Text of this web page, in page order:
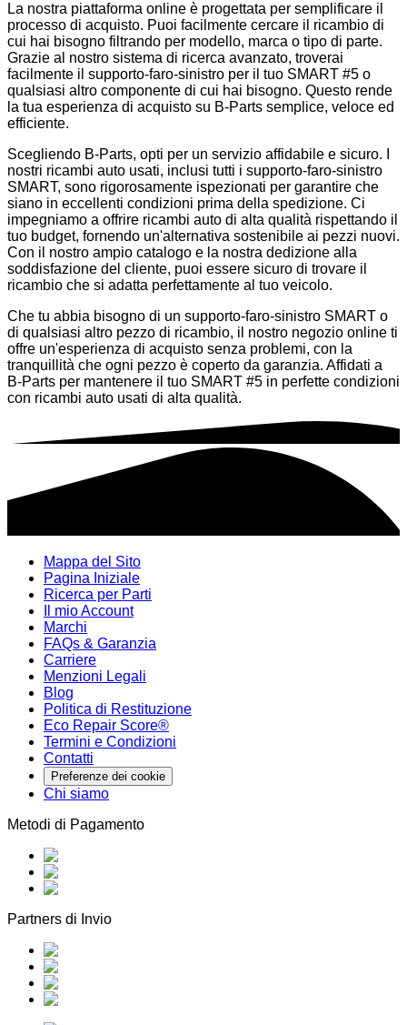
La nostra piattaforma online è progettata per semplificare il
processo di acquisto. Puoi facilmente cercare il ricambio di
cui hai bisogno filtrando per modello, marca o tipo di parte.
Grazie al nostro sistema di ricerca avanzato, troverai
facilmente il supporto-faro-sinistro per il tuo SMART #5 o
qualsiasi altro componente di cui hai bisogno. Questo rende
la tua esperienza di acquisto su B-Parts semplice, veloce ed
efficiente.
Scegliendo B-Parts, opti per un servizio affidabile e sicuro. I
nostri ricambi auto usati, inclusi tutti i supporto-faro-sinistro
SMART, sono rigorosamente ispezionati per garantire che
siano in eccellenti condizioni prima della spedizione. Ci
impegniamo a offrire ricambi auto di alta qualità rispettando il
tuo budget, fornendo un'alternativa sostenibile ai pezzi nuovi.
Con il nostro ampio catalogo e la nostra dedizione alla
soddisfazione del cliente, puoi essere sicuro di trovare il
ricambio che si adatta perfettamente al tuo veicolo.
Che tu abbia bisogno di un supporto-faro-sinistro SMART o
di qualsiasi altro pezzo di ricambio, il nostro negozio online ti
offre un'esperienza di acquisto senza problemi, con la
tranquillità che ogni pezzo è coperto da garanzia. Affidati a
B-Parts per mantenere il tuo SMART #5 in perfette condizioni
con ricambi auto usati di alta qualità.
Mappa del Sito
Pagina Iniziale
Ricerca per Parti
Il mio Account
Marchi
FAQs & Garanzia
Carriere
Menzioni Legali
Blog
Politica di Restituzione
Eco Repair Score®
Termini e Condizioni
Contatti
Preferenze dei cookie
Chi siamo
Metodi di Pagamento
Partners di Invio